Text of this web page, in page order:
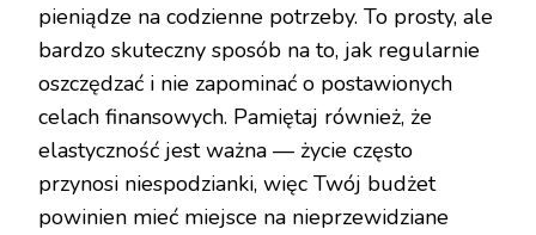
pieniądze na codzienne potrzeby. To prosty, ale
bardzo skuteczny sposób na to, jak regularnie
oszczędzać i nie zapominać o postawionych
celach finansowych. Pamiętaj również, że
elastyczność jest ważna — życie często
przynosi niespodzianki, więc Twój budżet
powinien mieć miejsce na nieprzewidziane